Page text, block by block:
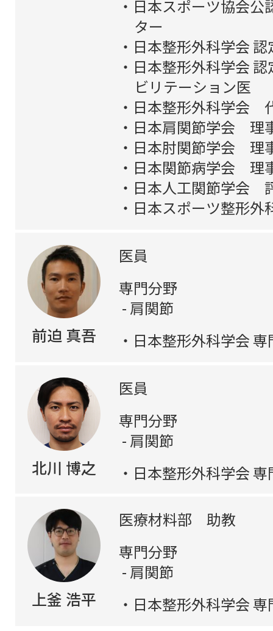
日本スポーツ協会公
ター
日本整形外科学会
日本整形外科学会
ビリテーション医
日本整形外科学会
日本肩関節学会 理
日本肘関節学会 理
日本関節病学会 理
日本人工関節学会
日本スポーツ整形
前迫 真吾
医員
専門分野
肩関節
日本整形外科学会 専
北川 博之
医員
専門分野
肩関節
日本整形外科学会 専
上釜 浩平
医療材料部 助教
専門分野
肩関節
日本整形外科学会 専